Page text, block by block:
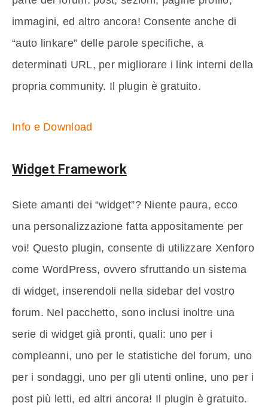
immagini, ed altro ancora! Consente anche di
“auto linkare” delle parole specifiche, a
determinati URL, per migliorare i link interni della
propria community. Il plugin è gratuito.
Info e Download
Widget Framework
Siete amanti dei “widget”? Niente paura, ecco
una personalizzazione fatta appositamente per
voi! Questo plugin, consente di utilizzare Xenforo
come WordPress, ovvero sfruttando un sistema
di widget, inserendoli nella sidebar del vostro
forum. Nel pacchetto, sono inclusi inoltre una
serie di widget già pronti, quali: uno per i
compleanni, uno per le statistiche del forum, uno
per i sondaggi, uno per gli utenti online, uno per i
post più letti, ed altri ancora! Il plugin è gratuito.